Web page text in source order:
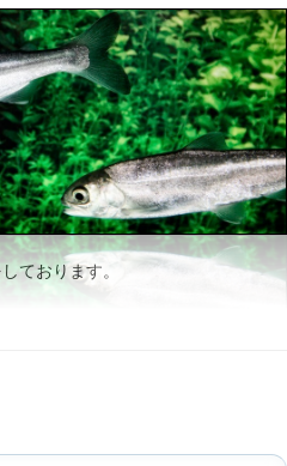
ております。